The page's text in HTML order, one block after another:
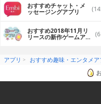
おすすめチャット・メ
ッセージングアプリ
おすすめ2018年11月リ
リースの新作ゲームアプ
アプリ おすすめ趣味・エンタメア